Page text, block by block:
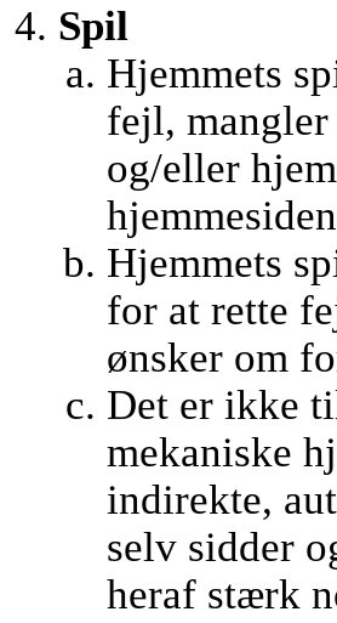
Spil
Hjemmets
fejl,
og/eller
Hjemmets
for at rette
ønsker om
Det er ikke
mekaniske
indirekte,
selv sidder
heraf stærk